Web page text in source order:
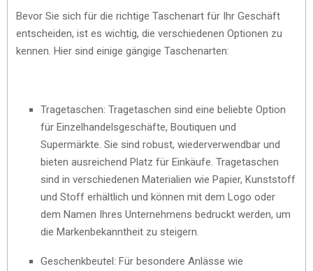
Bevor Sie sich für die richtige Taschenart für Ihr Geschäft
entscheiden, ist es wichtig, die verschiedenen Optionen zu
kennen. Hier sind einige gängige Taschenarten:
Tragetaschen: Tragetaschen sind eine beliebte Option
für Einzelhandelsgeschäfte, Boutiquen und
Supermärkte. Sie sind robust, wiederverwendbar und
bieten ausreichend Platz für Einkäufe. Tragetaschen
sind in verschiedenen Materialien wie Papier, Kunststoff
und Stoff erhältlich und können mit dem Logo oder
dem Namen Ihres Unternehmens bedruckt werden, um
die Markenbekanntheit zu steigern.
Geschenkbeutel: Für besondere Anlässe wie